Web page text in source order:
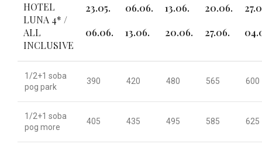
HOTEL
LUNA 4* /
ALL
INCLUSIVE
23.05.
06.06.
06.06.
13.06.
13.06.
20.06.
20.06.
27.06.
1/2+1 soba
pog park
390 420 480 565 600
1/2+1 soba
pog more
405 435 495 585 625